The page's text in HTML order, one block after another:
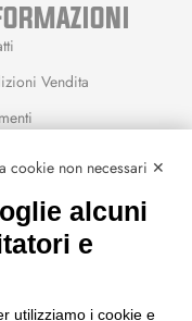
Vendita
cookie non necessari ✕
alcuni
e
utilizziamo i cookie e